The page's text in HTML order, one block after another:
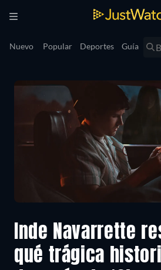
Nuevo Popular Deportes Guía
Inde Navarrette
qué trágica